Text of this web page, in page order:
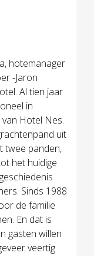
hotemanager
-Jaron
Al tien jaar
in
Hotel Nes.
uit
twee panden,
het huidige
Sinds 1988
de familie
En dat is
gasten willen
veertig